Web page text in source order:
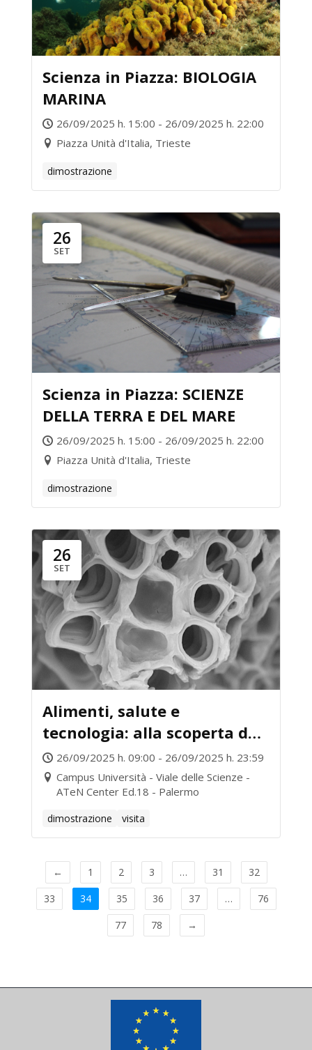
Scienza in Piazza: BIOLOGIA
MARINA
26/09/2025 h. 15:00 - 26/09/2025 h. 22:00
Piazza Unità d'Italia, Trieste
dimostrazione
26
SET
Scienza in Piazza: SCIENZE
DELLA TERRA E DEL MARE
26/09/2025 h. 15:00 - 26/09/2025 h. 22:00
Piazza Unità d'Italia, Trieste
dimostrazione
26
SET
Alimenti, salute e
tecnologia: alla scoperta dei
laboratori di ATeN Center
26/09/2025 h. 09:00 - 26/09/2025 h. 23:59
Campus Università - Viale delle Scienze -
ATeN Center Ed.18 - Palermo
dimostrazione visita
← 1 2 3 … 31
32
33
34 35 36 37 …
76
77
78 →